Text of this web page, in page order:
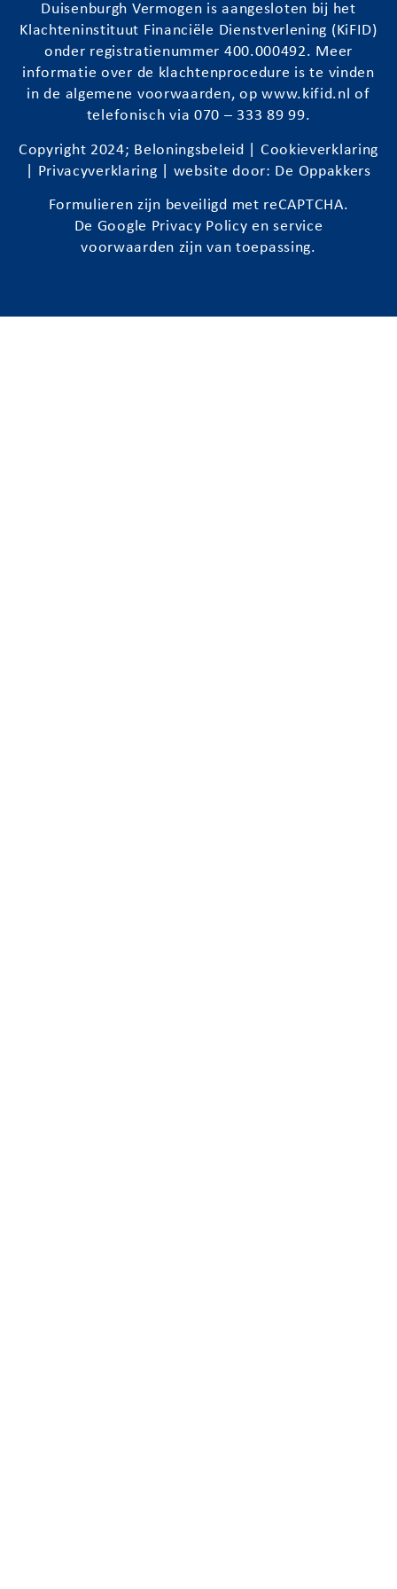
Duisenburgh Vermogen is aangesloten bij het
Klachteninstituut Financiële Dienstverlening (KiFID)
onder registratienummer 400.000492. Meer
informatie over de klachtenprocedure is te vinden
in de algemene voorwaarden, opwww.kifid.nl of
telefonisch via 070 – 333 89 99.
Copyright 2024; Beloningsbeleid
Cookieverklaring
Privacyverklaring | website door: De Oppakkers
Formulieren zijn beveiligd met reCAPTCHA.
De Google Privacy Policy enservice
voorwaarden zijn van toepassing.